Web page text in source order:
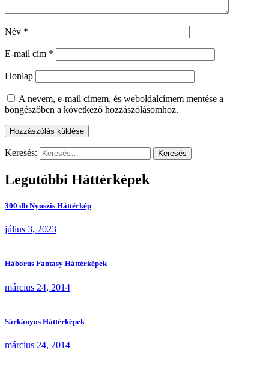
Név *
E-mail cím *
Honlap
A nevem, e-mail címem, és weboldalcímem mentése a
böngészőben a következő hozzászólásomhoz.
Keresés:
Legutóbbi Háttérképek
300 db Nyuszis Háttérkép
július 3, 2023
Háborús Fantasy Háttérképek
március 24, 2014
Sárkányos Háttérképek
március 24, 2014